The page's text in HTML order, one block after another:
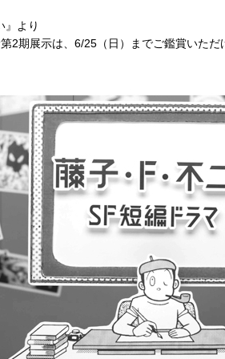
』より
第2期展示は、6/25（日）までご鑑賞いただ